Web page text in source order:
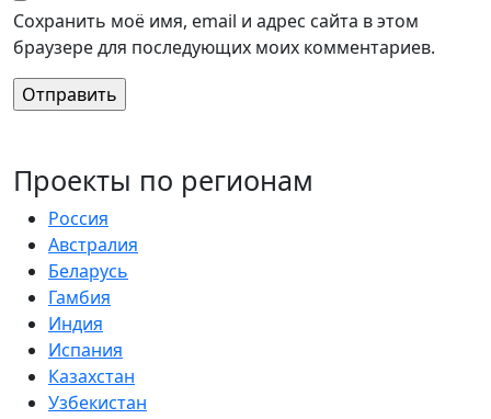
Сохранить моё имя, email и адрес сайта в этом
браузере для последующих моих комментариев.
Проекты по регионам
Россия
Австралия
Беларусь
Гамбия
Индия
Испания
Казахстан
Узбекистан